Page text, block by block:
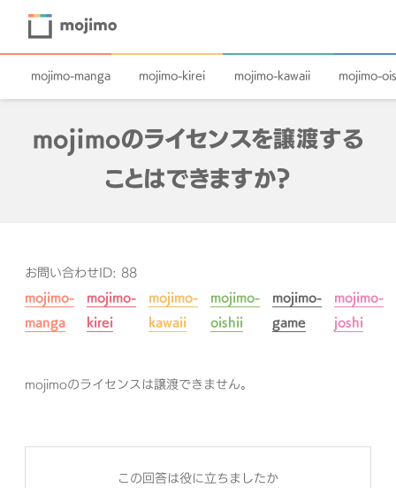
mojimo-manga mojimo-kirei mojimo-kawaii mojimo-
mojimoのライセンスを譲渡する
ことはできますか？
お問い合わせID: 88
mojimo-
manga
mojimo-
kirei
mojimo-
kawaii
mojimo-
oishii
mojimo-
game
mojimo-
joshi
mojimoのライセンスは譲渡できません。
この回答は役に立ちましたか